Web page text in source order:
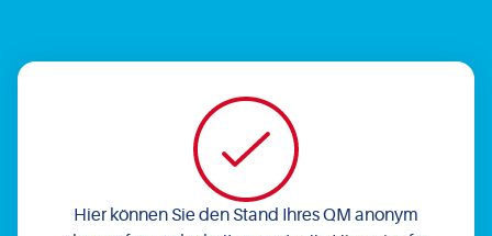
Hier können Sie den Stand Ihres QM anonym